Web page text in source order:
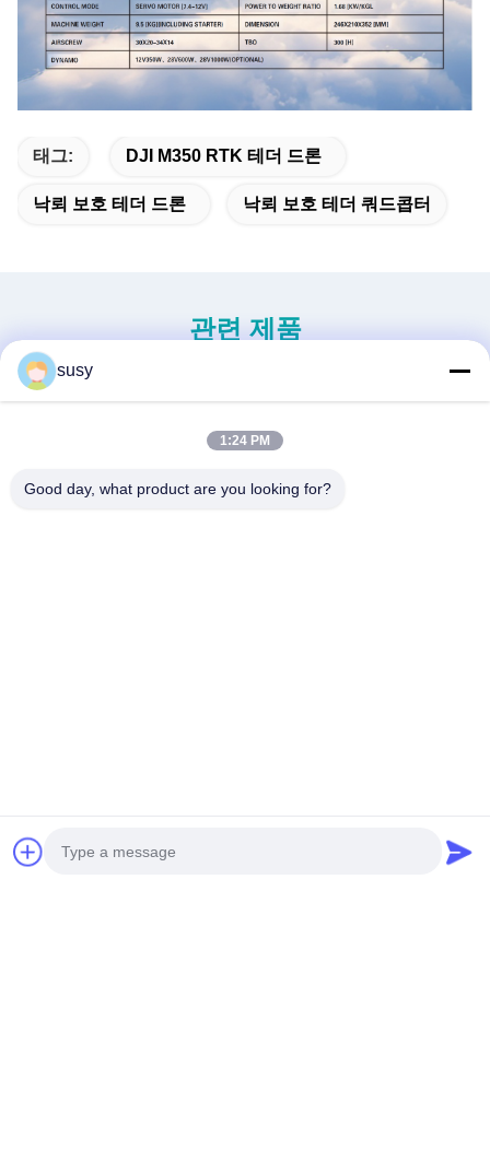
태그: DJI M350 RTK 테더 드론
낙뢰 보호 테더 드론 낙뢰 보호 테더 쿼드콥터
관련 제품
susy
1:24 PM
Good day, what product are you looking for?